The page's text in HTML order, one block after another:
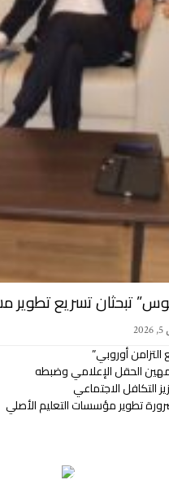
تبحثان تسريع تطوير
أوروبي”
الحقل الإعلامي وضبطه
التكافل الاجتماعي
تطوير مؤسسات التعليم الأصلي